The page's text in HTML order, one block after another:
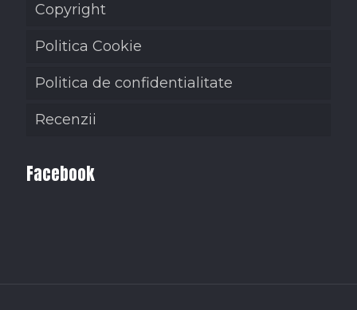
Copyright
Politica Cookie
Politica de confidentialitate
Recenzii
Facebook